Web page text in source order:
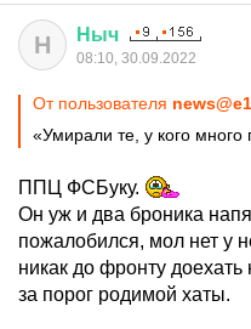
Н Ныч
08:10, 30.09.2022
От пользователя
«Умирали те, у кого много
ППЦ ФСБуку.
Он уж и два броника
пожалобился, мол нет у
никак до фронту
за порог родимой хаты.